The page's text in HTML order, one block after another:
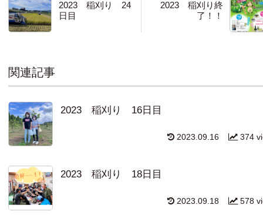
2023 稲刈り 24
日目
2023 稲刈り終
了！！
関連記事
2023 稲刈り 16日目
374
2023.09.16
2023 稲刈り 18日目
578
2023.09.18